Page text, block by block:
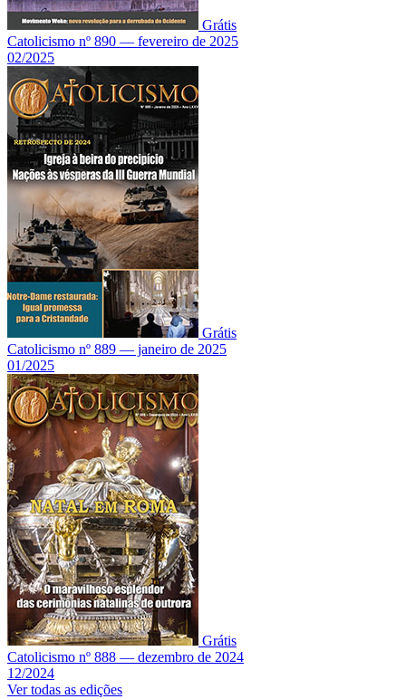
Grátis
Catolicismo nº 890 — fevereiro de 2025
02/2025
Grátis
Catolicismo nº 889 — janeiro de 2025
01/2025
Grátis
Catolicismo nº 888 — dezembro de 2024
12/2024
Ver todas as edições